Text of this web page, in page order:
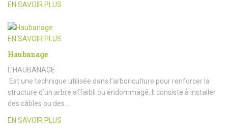
EN SAVOIR PLUS
EN SAVOIR PLUS
Haubanage
L’HAUBANAGE
Est une technique utilisée dans l’arboriculture pour renforcer la
structure d’un arbre affaibli ou endommagé. Il consiste à installer
des câbles ou des…
EN SAVOIR PLUS